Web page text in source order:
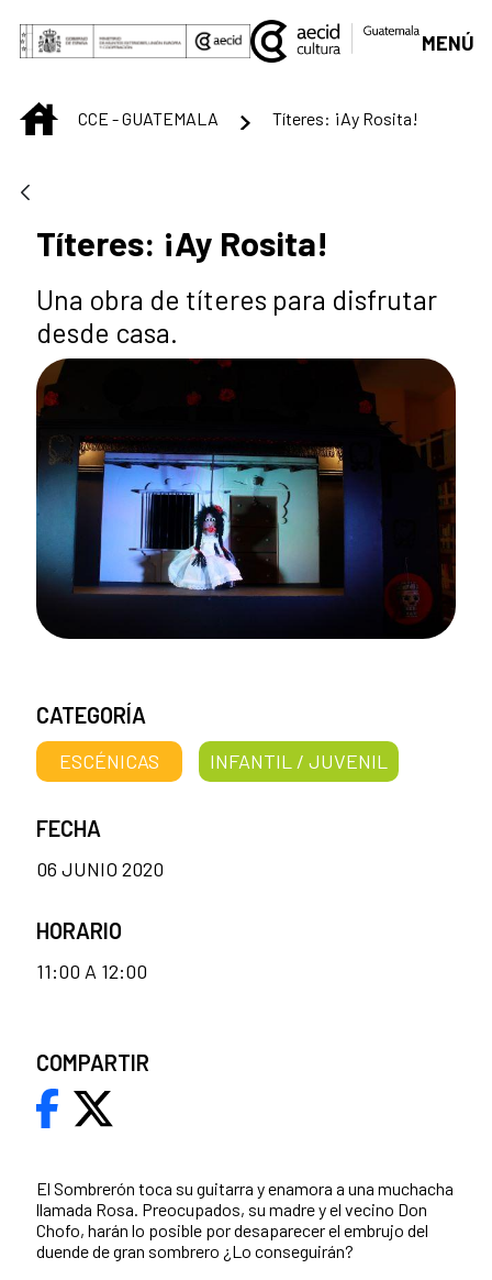
Saltar al contenido principal
MENÚ
INICIOCCE - GUATEMALA Títeres: ¡Ay Rosita!
Títeres: ¡Ay Rosita!
Una obra de títeres para disfrutar
desde casa.
El Sombrerón toca su guitarra y enamora a una muchacha
llamada Rosa. Preocupados, su madre y el vecino Don
Chofo, harán lo posible por desaparecer el embrujo del
duende de gran sombrero ¿Lo conseguirán?
CATEGORÍA
ESCÉNICAS INFANTIL / JUVENIL
FECHA
06 JUNIO 2020
HORARIO
11:00 A 12:00
COMPARTIR